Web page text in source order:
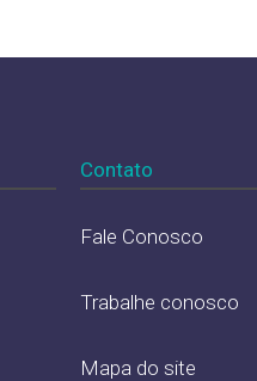
Contato
Fale Conosco
Trabalhe conosco
Mapa do site